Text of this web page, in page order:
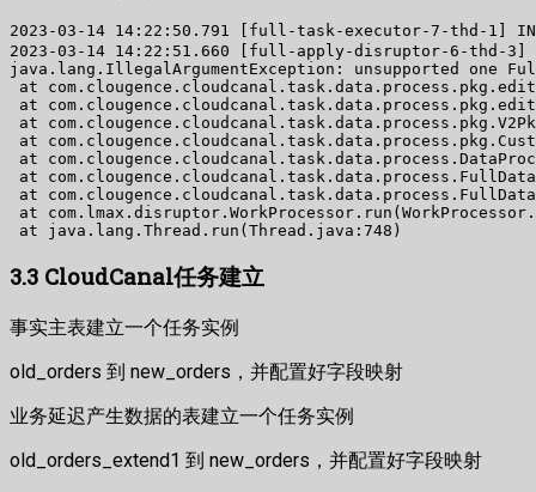
2023-03-14 14:22:50.791 [full-task-executor-7-thd-1]
2023-03-14 14:22:51.660 [full-apply-disruptor-6-thd-3]
java.lang.IllegalArgumentException: unsupported one
at
at
at
at
at
at
at
at
3.3 CloudCanal任务建立
事实主表建立一个任务实例
old_orders 到 new_orders，并配置好字段映射
业务延迟产生数据的表建立一个任务实例
old_orders_extend1 到 new_orders，并配置好字段映射